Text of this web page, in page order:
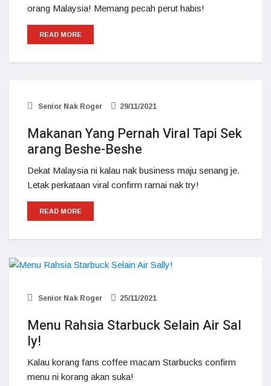
orang Malaysia! Memang pecah perut habis!
READ MORE
Senior Nak Roger 29/11/2021
Makanan Yang Pernah Viral Tapi Sek
arang Beshe-Beshe
Dekat Malaysia ni kalau nak business maju senang je.
Letak perkataan viral confirm ramai nak try!
READ MORE
Senior Nak Roger 25/11/2021
Menu Rahsia Starbuck Selain Air Sal
ly!
Kalau korang fans coffee macam Starbucks confirm
menu ni korang akan suka!